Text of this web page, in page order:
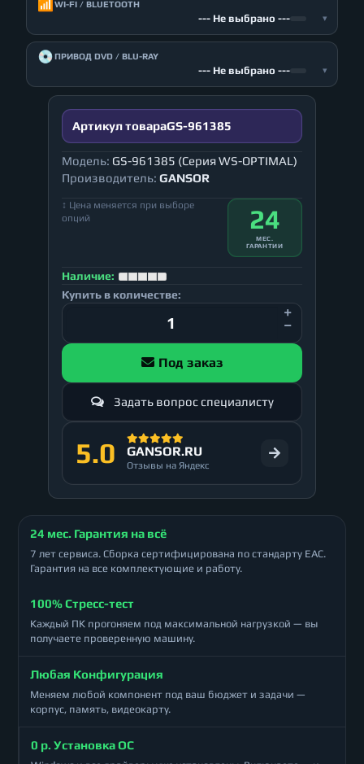
📶 WI-FI / BLUETOOTH
--- Не выбрано --- ▾
💿ПРИВОД DVD / BLU-RAY
--- Не выбрано --- ▾
Артикул товараGS-961385
Модель: GS-961385 (Серия WS-OPTIMAL)
Производитель: GANSOR
↕ Цена меняется при выборе
опций
24
МЕС.
ГАРАНТИИ
Наличие:
Купить в количестве:
Под заказ
Задать вопрос специалисту
5.0 GANSOR.RU
Отзывы на Яндекс
24 мес. Гарантия на всё
7 лет сервиса. Сборка сертифицирована по стандарту ЕАС.
Гарантия на все комплектующие и работу.
100% Стресс-тест
Каждый ПК прогоняем под максимальной нагрузкой — вы
получаете проверенную машину.
Любая Конфигурация
Меняем любой компонент под ваш бюджет и задачи —
корпус, память, видеокарту.
0 р. Установка ОС